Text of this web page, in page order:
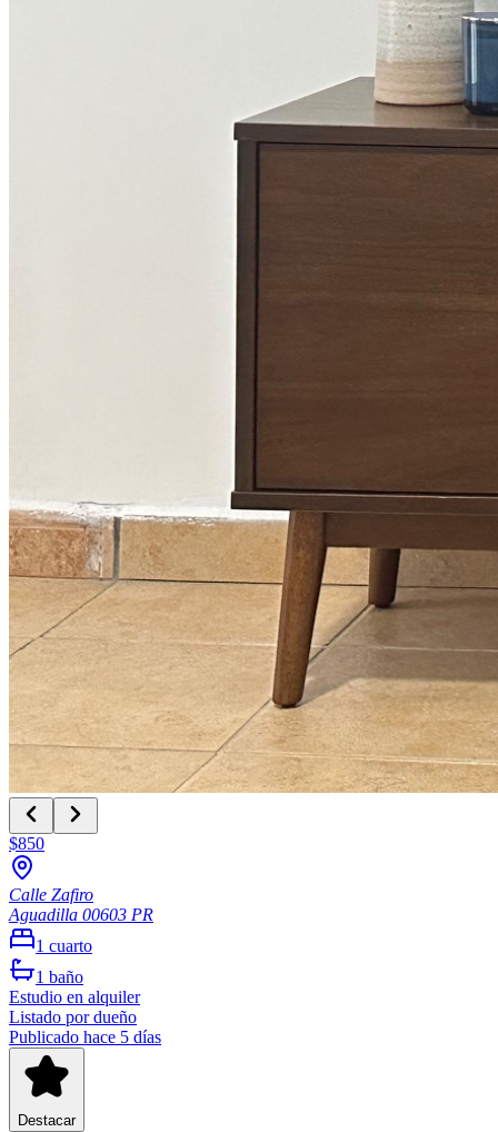
$850
Calle Zafiro
Aguadilla 00603 PR
1 cuarto
1 baño
Estudio en alquiler
Listado por dueño
Publicado hace 5 días
Destacar